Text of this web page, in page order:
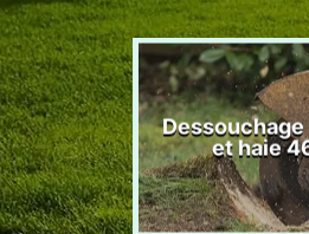
élagage
46
Dessouchage
et haie